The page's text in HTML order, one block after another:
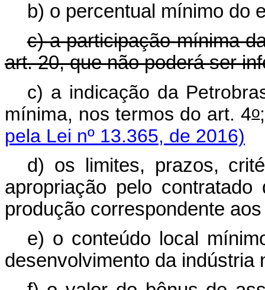
b) o percentual mínimo do
c) a participação mínima
art. 20, que não poderá ser
c) a indicação da
mínima, nos termos do art. 4o
pela Lei nº 13.365, de 2016)
d) os limites, prazos,
apropriação pelo
produção correspondente
e) o conteúdo local
desenvolvimento da indústria